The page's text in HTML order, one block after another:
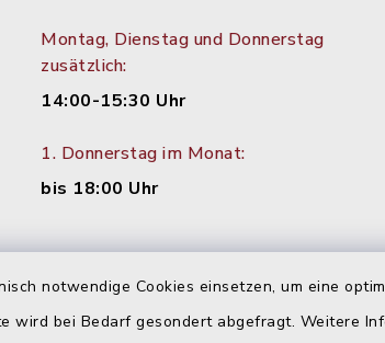
notwendige Cookies einsetzen, um eine
wird bei Bedarf gesondert abgefragt. Weitere
Montag, Dienstag und Donnerstag
zusätzlich:
14:00-15:30 Uhr
1. Donnerstag im Monat:
bis 18:00 Uhr